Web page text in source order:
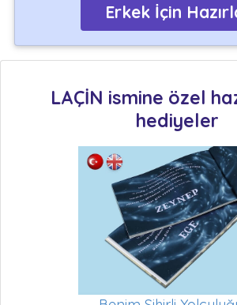
Erkek İçin
LAÇİN ismine özel
hediyeler